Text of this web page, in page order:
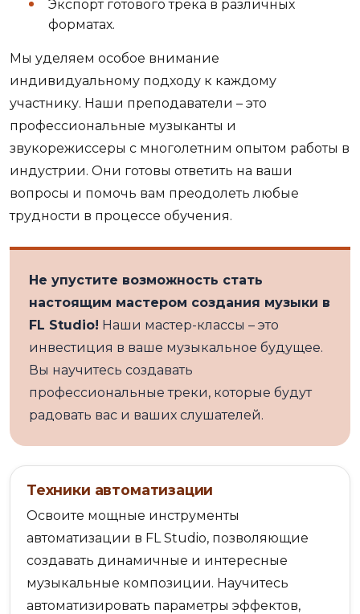
Экспорт готового трека в различных
форматах.
Мы уделяем особое внимание
индивидуальному подходу к каждому
участнику. Наши преподаватели – это
профессиональные музыканты и
звукорежиссеры с многолетним опытом работы в
индустрии. Они готовы ответить на ваши
вопросы и помочь вам преодолеть любые
трудности в процессе обучения.
Не упустите возможность стать
настоящим мастером создания музыки в
FL Studio! Наши мастер-классы – это
инвестиция в ваше музыкальное будущее.
Вы научитесь создавать
профессиональные треки, которые будут
радовать вас и ваших слушателей.
Техники автоматизации
Освоите мощные инструменты
автоматизации в FL Studio, позволяющие
создавать динамичные и интересные
музыкальные композиции. Научитесь
автоматизировать параметры эффектов,